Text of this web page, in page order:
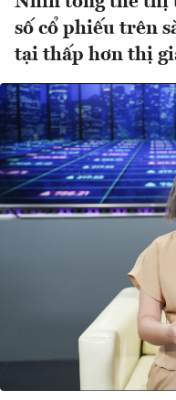
số cổ phiếu trên
tại thấp hơn thị